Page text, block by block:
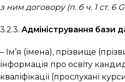
з ним договору (п. б ч. 1 ст. 6
3.2.3. Адміністрування бази
– Ім’я (імена), прізвище
інформація про освіту
кваліфікації (прослухані